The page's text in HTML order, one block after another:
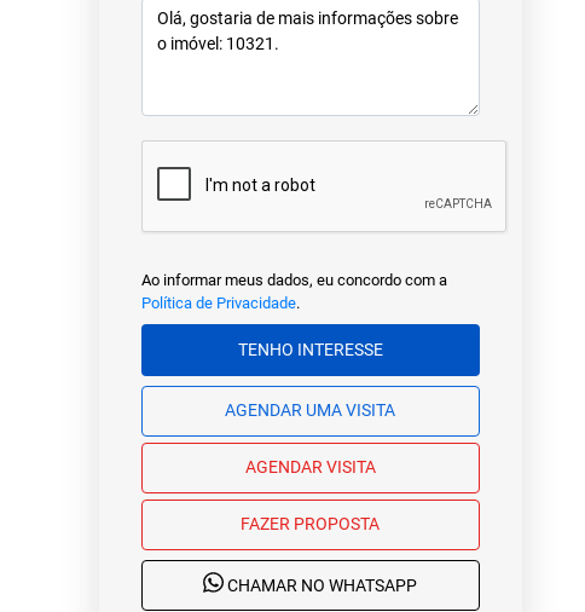
Ao informar meus dados, eu concordo com a
Política de Privacidade.
TENHO INTERESSE
AGENDAR UMA VISITA
AGENDAR VISITA
FAZER PROPOSTA
CHAMAR NO WHATSAPP